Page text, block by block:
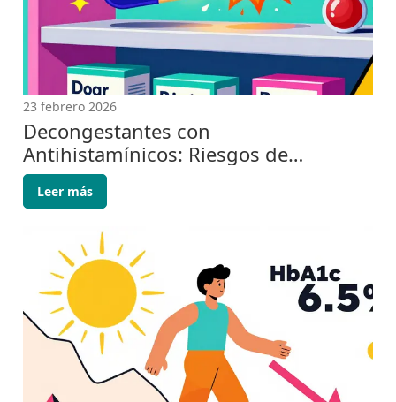
23 febrero 2026
Decongestantes con
Antihistamínicos: Riesgos de
Combinarlos
Leer más